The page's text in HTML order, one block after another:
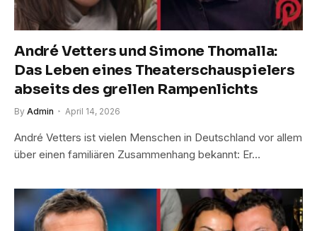
André Vetters und Simone Thomalla:
Das Leben eines Theaterschauspielers
abseits des grellen Rampenlichts
By Admin April 14, 2026
André Vetters ist vielen Menschen in Deutschland vor allem
über einen familiären Zusammenhang bekannt: Er…